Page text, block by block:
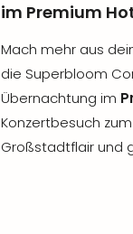
im Premium
Mach mehr aus
die Superbloom
Übernachtung im
Konzertbesuch
Großstadtflair und